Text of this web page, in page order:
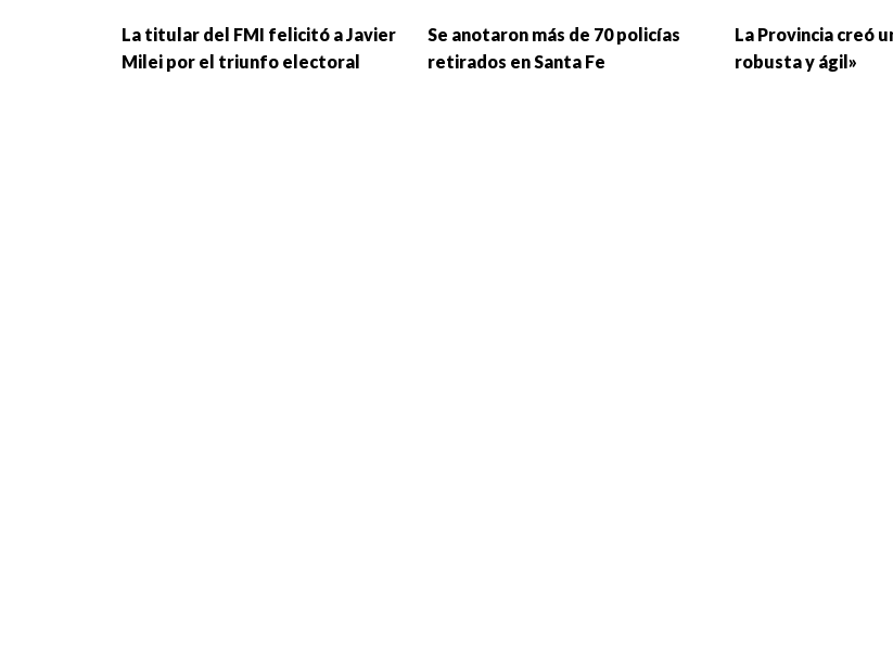
La titular del FMI felicitó a Javier
Milei por el triunfo electoral
Se anotaron más de 70 policías
retirados en Santa Fe
La Provincia creó
robusta y ágil»